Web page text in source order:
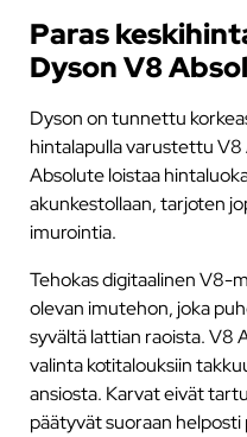
Paras
Dyson V8
Dyson on tunnettu
hintalapulla varustettu
Absolute loistaa
akunkestollaan, tarjoten
imurointia.
Tehokas digitaalinen V8-
olevan imutehon, joka
syvältä lattian raoista. V8
valinta kotitalouksiin
ansiosta. Karvat eivät
päätyvät suoraan